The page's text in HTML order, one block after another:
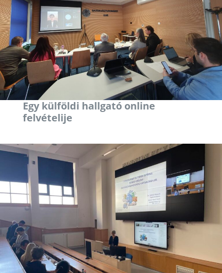
Egy külföldi hallgató online
felvételije